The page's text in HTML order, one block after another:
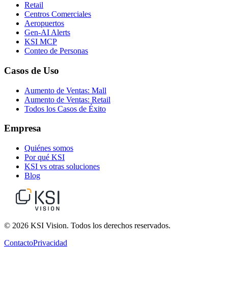
Retail
Centros Comerciales
Aeropuertos
Gen-AI Alerts
KSI MCP
Conteo de Personas
Casos de Uso
Aumento de Ventas: Mall
Aumento de Ventas: Retail
Todos los Casos de Éxito
Empresa
Quiénes somos
Por qué KSI
KSI vs otras soluciones
Blog
© 2026 KSI Vision. Todos los derechos reservados.
ContactoPrivacidad